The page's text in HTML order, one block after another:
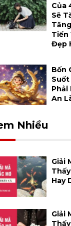
Của
Sẽ
Tiến
Đẹp
Bốn
Phải
An
Nhiều
Giải
Hay
Giải